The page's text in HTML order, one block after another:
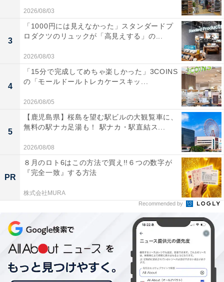
2026/08/03
3
「1000円には見えなかった」スタンダードプ
ロダクツのリュックが「高見えする」の...
2026/08/03
4
「15分で完成してめちゃ楽しかった」3COINS
の「モールドールトレカケースキッ...
2026/08/05
5
【鹿児島県】桜島を望む駅ビルの大観覧車に、
無料の駅ナカ足湯も！ 駅ナカ・駅直結ス...
2026/08/08
PR
８月のロト6はこの方法で買え!!６つの数字が
『完全一致』する方法
株式会社MURA
Recommended by